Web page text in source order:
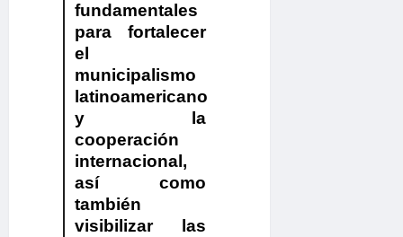
fundamentales
para fortalecer
el
municipalismo
latinoamericano
y la
cooperación
internacional,
así como
también
visibilizar las